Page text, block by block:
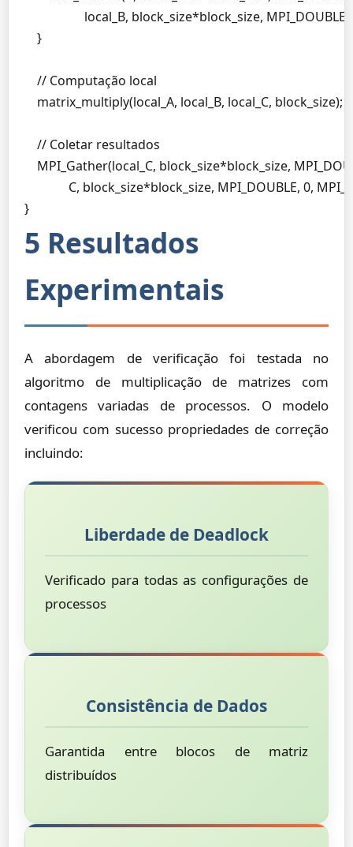
local_B, block_size*block_size,
    }
    // Computação local
    matrix_multiply(local_A, local_B, local_C, block_size);
    // Coletar resultados
MPI_Gather(local_C, block_size*block_size,
C, block_size*block_size, MPI_DOUBLE, 0,
}
5 Resultados
Experimentais
A abordagem de verificação foi testada no
algoritmo de multiplicação de matrizes com
contagens variadas de processos. O modelo
verificou com sucesso propriedades de correção
incluindo:
Liberdade de Deadlock
Verificado para todas as configurações de
processos
Consistência de Dados
Garantida entre blocos de matriz
distribuídos